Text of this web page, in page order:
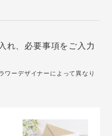
れ、必要事項をご入力
ワーデザイナーによって異なり